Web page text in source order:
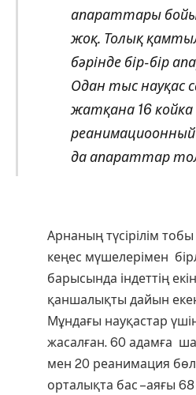
апараттары
жоқ. Толық
бәрінде бір-бір
Одан тыс науқас
жатқана 16 койка
да апараттар
Арнаның түсірілім
кеңес мүшелерімен
барысында індеттің
қаншалықты дайын
Мұндағы науқастар
жасалған. 60 адамға
мен 20 реанимация
орталықта бас –аяғы